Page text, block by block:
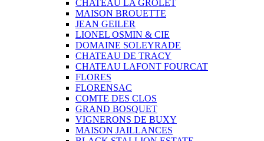
CHATEAU LA GROLET
MAISON BROUETTE
JEAN GEILER
LIONEL OSMIN & CIE
DOMAINE SOLEYRADE
CHATEAU DE TRACY
CHATEAU LAFONT FOURCAT
FLORES
FLORENSAC
COMTE DES CLOS
GRAND BOSQUET
VIGNERONS DE BUXY
MAISON JAILLANCES